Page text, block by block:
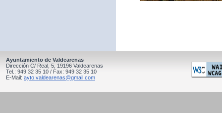
Ayuntamiento de Valdearenas
Dirección C/ Real, 5, 19196 Valdearenas
Tel.: 949 32 35 10 / Fax: 949 32 35 10
E-Mail: ayto.valdearenas@gmail.com